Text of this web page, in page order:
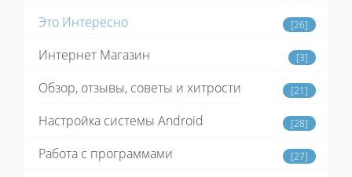
Это Интересно [26]
Интернет Магазин [3]
Обзор, отзывы, советы и хитрости [21]
Настройка системы Android [28]
Работа с программами [27]